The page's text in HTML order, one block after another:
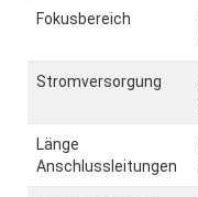
Fokusbereich
Stromversorgung
Länge
Anschlussleitungen